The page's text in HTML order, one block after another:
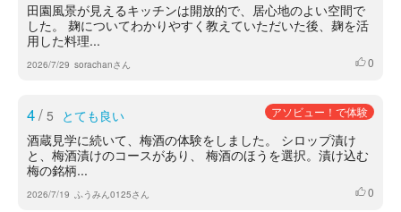
田園風景が見えるキッチンは開放的で、居心地のよい空間で
した。 麹についてわかりやすく教えていただいた後、麹を活
用した料理...
2026/7/29 sorachanさん いいね
0
4/ 5 とても良い アソビュー！で体験
酒蔵見学に続いて、梅酒の体験をしました。 シロップ漬け
と、梅酒漬けのコースがあり、 梅酒のほうを選択。漬け込む
梅の銘柄...
2026/7/19 ふうみん0125さん いいね
0